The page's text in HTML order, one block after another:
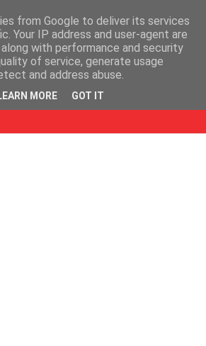
from Google to deliver its services
Your IP address and user-agent are
with performance and security
of service, generate usage
and address abuse.
MORE GOT IT